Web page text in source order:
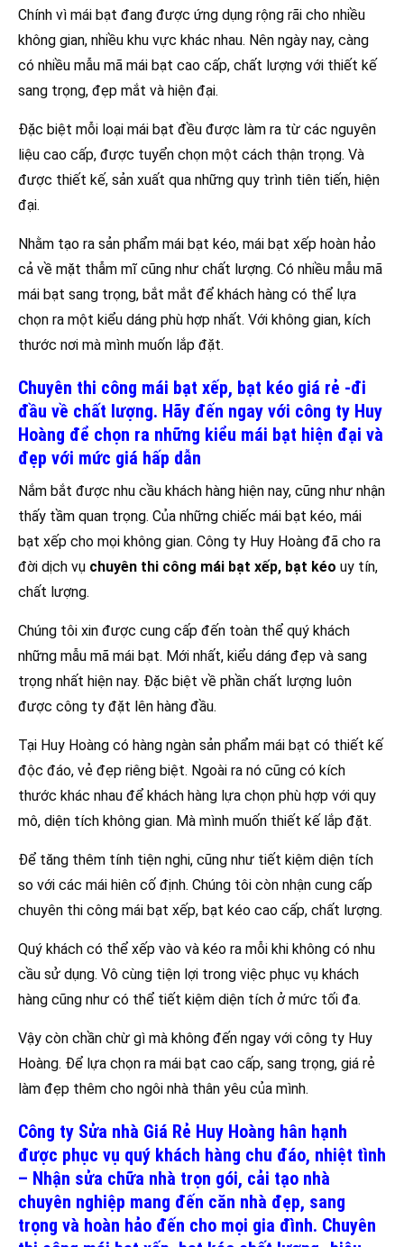
Chính vì mái bạt đang được ứng dụng rộng rãi cho nhiều
không gian, nhiều khu vực khác nhau. Nên ngày nay, càng
có nhiều mẫu mã mái bạt cao cấp, chất lượng với thiết kế
sang trọng, đẹp mắt và hiện đại.
Đặc biệt mỗi loại mái bạt đều được làm ra từ các nguyên
liệu cao cấp, được tuyển chọn một cách thận trọng. Và
được thiết kế, sản xuất qua những quy trình tiên tiến, hiện
đại.
Nhằm tạo ra sản phẩm mái bạt kéo, mái bạt xếp hoàn hảo
cả về mặt thẫm mĩ cũng như chất lượng. Có nhiều mẫu mã
mái bạt sang trọng, bắt mắt để khách hàng có thể lựa
chọn ra một kiểu dáng phù hợp nhất. Với không gian, kích
thước nơi mà mình muốn lắp đặt.
Chuyên thi công mái bạt xếp, bạt kéo giá rẻ -đi
đầu về chất lượng. Hãy đến ngay với công ty Huy
Hoàng để chọn ra những kiểu mái bạt hiện đại và
đẹp với mức giá hấp dẫn
Nắm bắt được nhu cầu khách hàng hiện nay, cũng như nhận
thấy tầm quan trọng. Của những chiếc mái bạt kéo, mái
bạt xếp cho mọi không gian. Công ty Huy Hoàng đã cho ra
đời dịch vụ chuyên thi công mái bạt xếp, bạt kéo uy tín,
chất lượng.
Chúng tôi xin được cung cấp đến toàn thể quý khách
những mẫu mã mái bạt. Mới nhất, kiểu dáng đẹp và sang
trọng nhất hiện nay. Đặc biệt về phần chất lượng luôn
được công ty đặt lên hàng đầu.
Tại Huy Hoàng có hàng ngàn sản phẩm mái bạt có thiết kế
độc đáo, vẻ đẹp riêng biệt. Ngoài ra nó cũng có kích
thước khác nhau để khách hàng lựa chọn phù hợp với quy
mô, diện tích không gian. Mà mình muốn thiết kế lắp đặt.
Để tăng thêm tính tiện nghi, cũng như tiết kiệm diện tích
so với các mái hiên cố định. Chúng tôi còn nhận cung cấp
chuyên thi công mái bạt xếp, bạt kéo cao cấp, chất lượng.
Quý khách có thể xếp vào và kéo ra mỗi khi không có nhu
cầu sử dụng. Vô cùng tiện lợi trong việc phục vụ khách
hàng cũng như có thể tiết kiệm diện tích ở mức tối đa.
Vậy còn chần chừ gì mà không đến ngay với công ty Huy
Hoàng. Để lựa chọn ra mái bạt cao cấp, sang trọng, giá rẻ
làm đẹp thêm cho ngôi nhà thân yêu của mình.
Công ty Sửa nhà Giá Rẻ Huy Hoàng hân hạnh
được phục vụ quý khách hàng chu đáo, nhiệt tình
– Nhận sửa chữa nhà trọn gói, cải tạo nhà
chuyên nghiệp mang đến căn nhà đẹp, sang
trọng và hoàn hảo đến cho mọi gia đình. Chuyên